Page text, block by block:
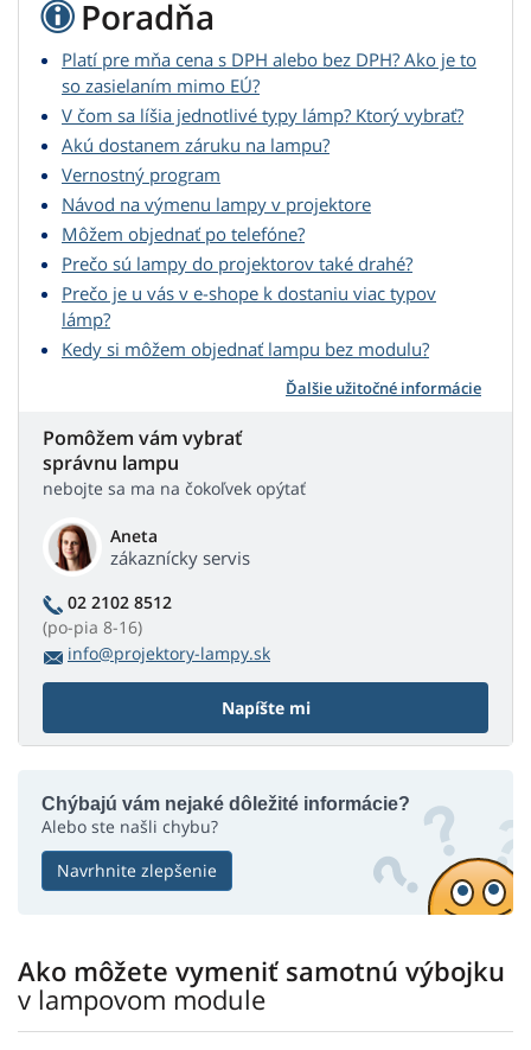
Poradňa
Platí pre mňa cena s DPH alebo bez DPH? Ako je to
so zasielaním mimo EÚ?
V čom sa líšia jednotlivé typy lámp? Ktorý vybrať?
Akú dostanem záruku na lampu?
Vernostný program
Návod na výmenu lampy v projektore
Môžem objednať po telefóne?
Prečo sú lampy do projektorov také drahé?
Prečo je u vás v e-shope k dostaniu viac typov
lámp?
Kedy si môžem objednať lampu bez modulu?
Ďalšie užitočné informácie
Pomôžem vám vybrať
správnu lampu
nebojte sa ma na čokoľvek opýtať
Aneta
zákaznícky servis
02 2102 8512
(po-pia 8-16)
info@projektory-lampy.sk
Napíšte mi
Chýbajú vám nejaké dôležité informácie?
Alebo ste našli chybu?
Navrhnite zlepšenie
Ako môžete vymeniť samotnú výbojku
v lampovom module